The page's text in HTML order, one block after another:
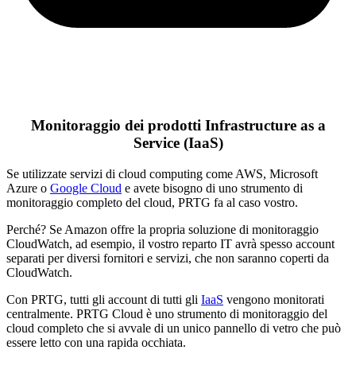
Monitoraggio dei prodotti Infrastructure as a
Service (IaaS)
Se utilizzate servizi di cloud computing come AWS, Microsoft
Azure o Google Cloud e avete bisogno di uno strumento di
monitoraggio completo del cloud, PRTG fa al caso vostro.
Perché? Se Amazon offre la propria soluzione di monitoraggio
CloudWatch, ad esempio, il vostro reparto IT avrà spesso account
separati per diversi fornitori e servizi, che non saranno coperti da
CloudWatch.
Con PRTG, tutti gli account di tutti gli IaaS vengono monitorati
centralmente. PRTG Cloud è uno strumento di monitoraggio del
cloud completo che si avvale di un unico pannello di vetro che può
essere letto con una rapida occhiata.